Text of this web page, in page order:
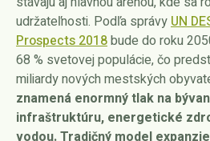
udržateľnosti. Podľa správy UN
Prospects 2018bude do roku
68 % svetovej populácie, čo
miliardy nových mestských
znamená enormný tlak na
infraštruktúru, energetické
vodou. Tradičný model